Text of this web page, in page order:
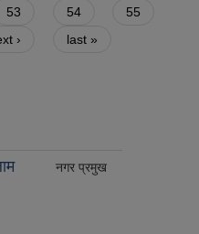
53 54
55
› last »
नगर प्रमुख